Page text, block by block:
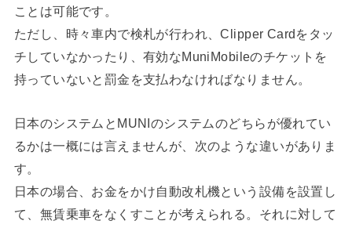
ことは可能です。
ただし、時々車内で検札が行われ、Clipper Cardをタッ
チしていなかったり、有効なMuniMobileのチケットを
持っていないと罰金を支払わなければなりません。
日本のシステムとMUNIのシステムのどちらが優れてい
るかは一概には言えませんが、次のような違いがありま
す。
日本の場合、お金をかけ自動改札機という設備を設置し
て、無賃乗車をなくすことが考えられる。それに対して